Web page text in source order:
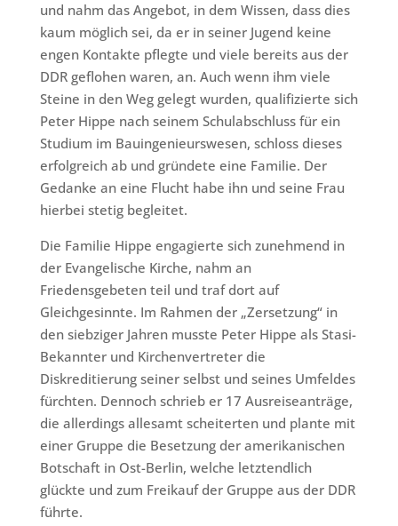
und nahm das Angebot, in dem Wissen, dass dies
kaum möglich sei, da er in seiner Jugend keine
engen Kontakte pflegte und viele bereits aus der
DDR geflohen waren, an. Auch wenn ihm viele
Steine in den Weg gelegt wurden, qualifizierte sich
Peter Hippe nach seinem Schulabschluss für ein
Studium im Bauingenieurswesen, schloss dieses
erfolgreich ab und gründete eine Familie. Der
Gedanke an eine Flucht habe ihn und seine Frau
hierbei stetig begleitet.
Die Familie Hippe engagierte sich zunehmend in
der Evangelische Kirche, nahm an
Friedensgebeten teil und traf dort auf
Gleichgesinnte. Im Rahmen der „Zersetzung“ in
den siebziger Jahren musste Peter Hippe als Stasi-
Bekannter und Kirchenvertreter die
Diskreditierung seiner selbst und seines Umfeldes
fürchten. Dennoch schrieb er 17 Ausreiseanträge,
die allerdings allesamt scheiterten und plante mit
einer Gruppe die Besetzung der amerikanischen
Botschaft in Ost-Berlin, welche letztendlich
glückte und zum Freikauf der Gruppe aus der DDR
führte.